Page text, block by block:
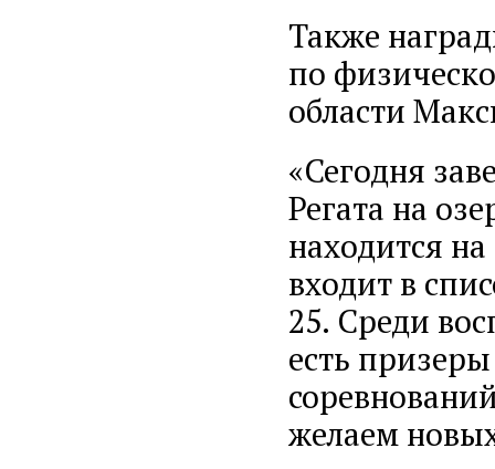
Также
по
области
«Сегодня
Регата на
находится
входит в
25. Среди
есть
желаем